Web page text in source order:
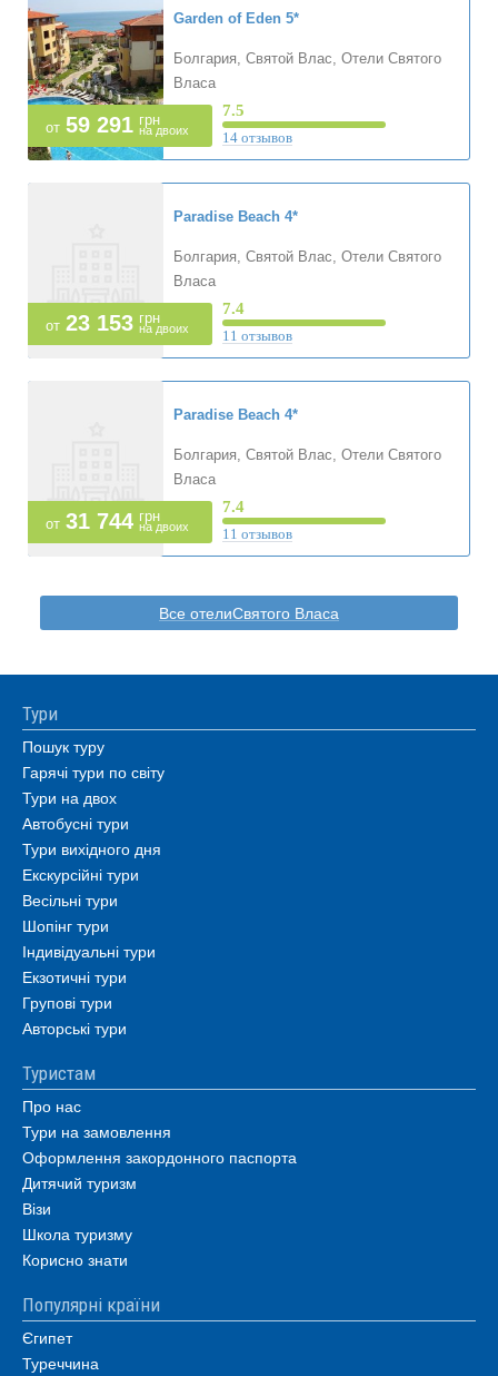
от 59 291 грн
на двоих
Garden of Eden 5*
Болгария, Святой Влас, Отели Святого
Власа
7.5
14 отзывов
от 23 153 грн
на двоих
Paradise Beach 4*
Болгария, Святой Влас, Отели Святого
Власа
7.4
11 отзывов
от 31 744 грн
на двоих
Paradise Beach 4*
Болгария, Святой Влас, Отели Святого
Власа
7.4
11 отзывов
Все отелиСвятого Власа
Тури
Пошук туру
Гарячі тури по світу
Тури на двох
Автобусні тури
Тури вихідного дня
Екскурсійні тури
Весільні тури
Шопінг тури
Індивідуальні тури
Екзотичні тури
Групові тури
Авторські тури
Туристам
Про нас
Тури на замовлення
Оформлення закордонного паспорта
Дитячий туризм
Візи
Школа туризму
Корисно знати
Популярні країни
Єгипет
Туреччина